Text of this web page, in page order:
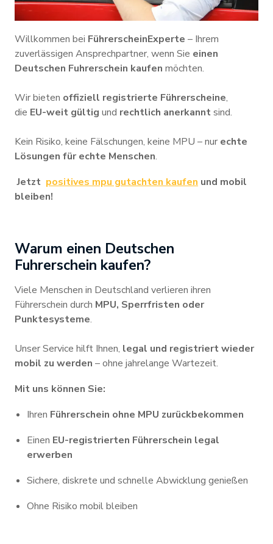
Willkommen bei FührerscheinExperte – Ihrem
zuverlässigen Ansprechpartner, wenn Sie einen
Deutschen Fuhrerschein kaufen möchten.
Wir bieten offiziell registrierte Führerscheine,
die EU-weit gültig und rechtlich anerkanntsind.
Kein Risiko, keine Fälschungen, keine MPU – nur echte
Lösungen für echte Menschen.
Jetzt positives mpu gutachten kaufen und mobil
bleiben!
Warum einen Deutschen
Fuhrerschein kaufen?
Viele Menschen in Deutschland verlieren ihren
Führerschein durch MPU, Sperrfristen oder
Punktesysteme.
Unser Service hilft Ihnen, legal und registriert wieder
mobil zu werden – ohne jahrelange Wartezeit.
Mit uns können Sie:
Ihren Führerschein ohne MPU zurückbekommen
Einen EU-registrierten Führerschein legal
erwerben
Sichere, diskrete und schnelle Abwicklung genießen
Ohne Risiko mobil bleiben